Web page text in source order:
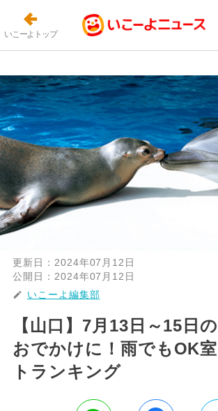
いこーよトップ
更新日： 2024年07月12日
公開日： 2024年07月12日
いこーよ編集部
【山口】7月13日～15日
おでかけに！雨でもOK
トランキング